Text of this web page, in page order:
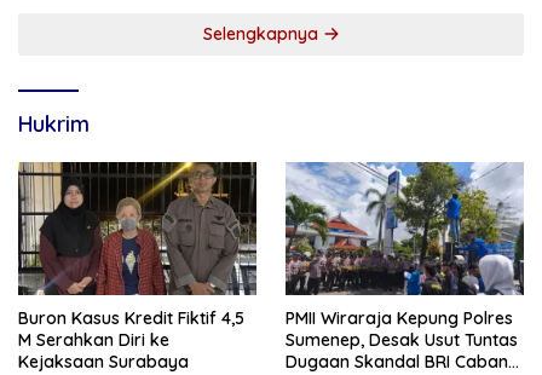
Selengkapnya
Hukrim
Buron Kasus Kredit Fiktif 4,5
M Serahkan Diri ke
Kejaksaan Surabaya
PMII Wiraraja Kepung Polres
Sumenep, Desak Usut Tuntas
Dugaan Skandal BRI Cabang